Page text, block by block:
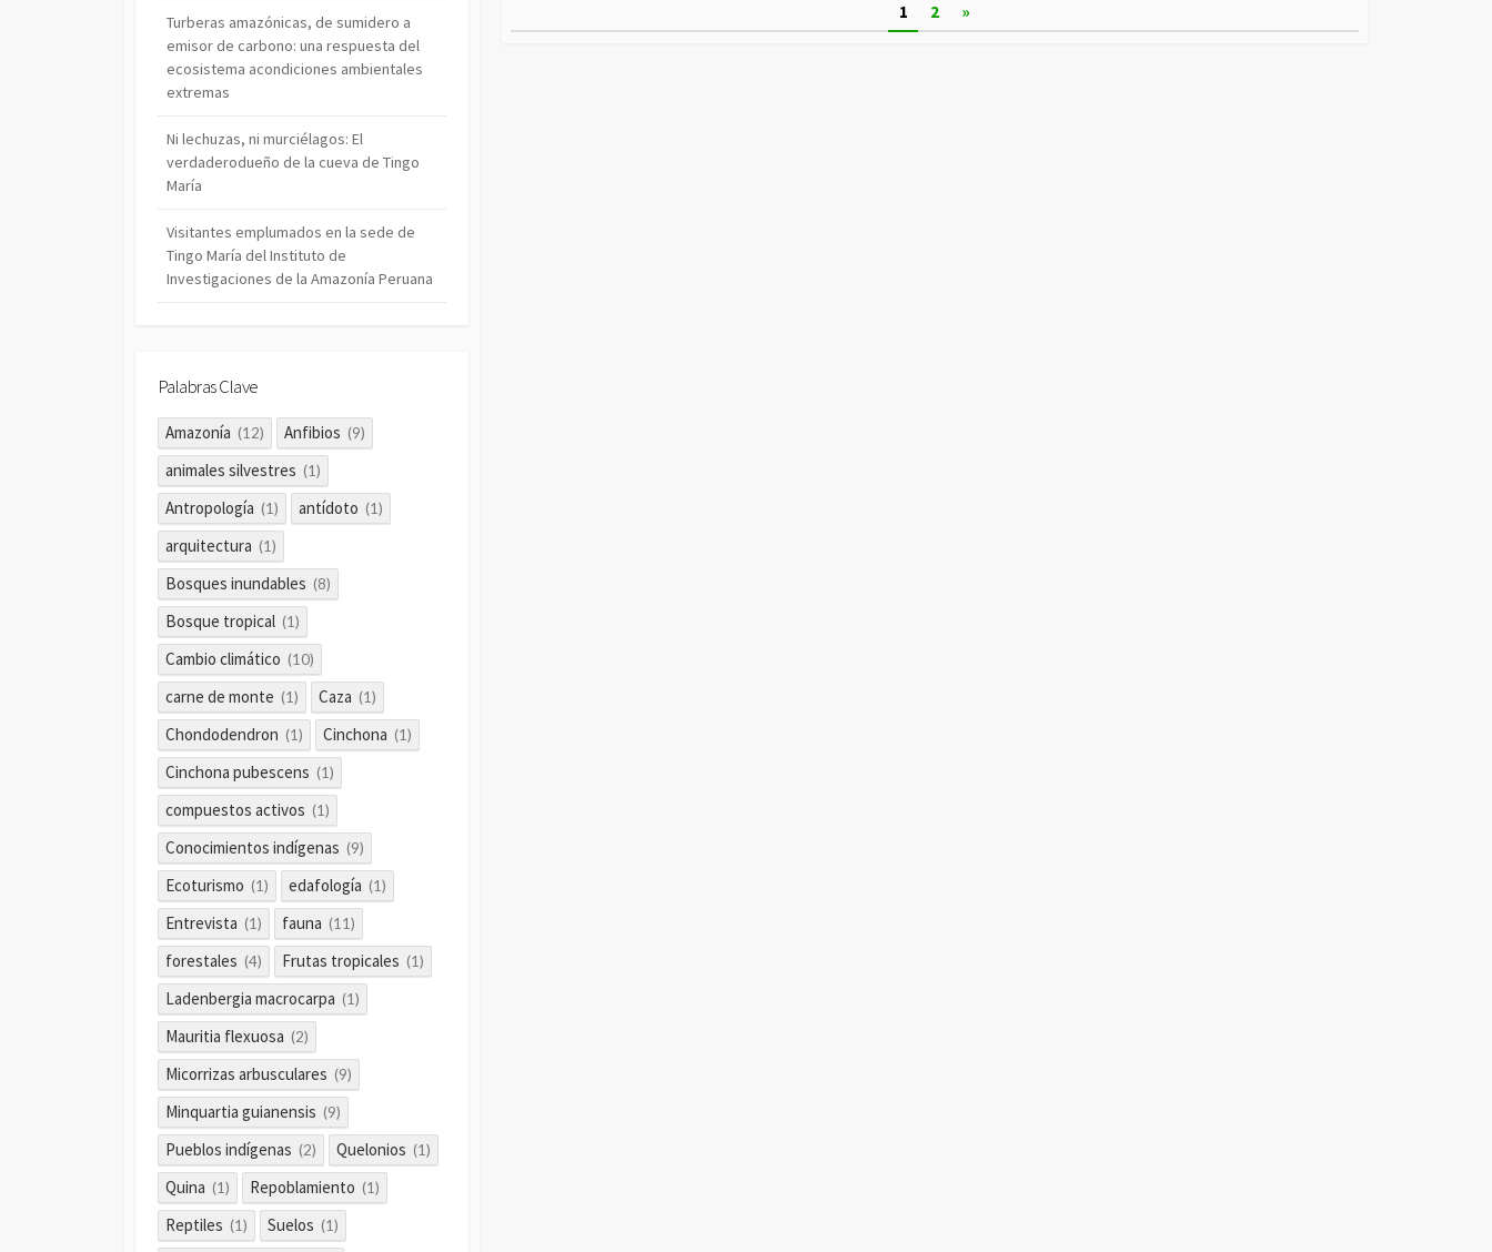
de
1 2 »
Turberas amazónicas, de sumidero a
emisor de carbono: una respuesta del
ecosistema acondiciones ambientales
extremas
Ni lechuzas, ni murciélagos: El
verdaderodueño de la cueva de Tingo
María
Visitantes emplumados en la sede de
Tingo María del Instituto de
Investigaciones de la Amazonía Peruana
Palabras Clave
Amazonía (12) Anfibios (9)
animales silvestres (1)
Antropología (1) antídoto (1)
arquitectura (1)
Bosques inundables (8)
Bosque tropical (1)
Cambio climático (10)
carne de monte (1) Caza (1)
Chondodendron (1) Cinchona (1)
Cinchona pubescens (1)
compuestos activos (1)
Conocimientos indígenas (9)
Ecoturismo (1) edafología (1)
Entrevista (1) fauna (11)
forestales (4) Frutas tropicales (1)
Ladenbergia macrocarpa (1)
Mauritia flexuosa (2)
Micorrizas arbusculares (9)
Minquartia guianensis (9)
Pueblos indígenas (2) Quelonios (1)
Quina (1) Repoblamiento (1)
Reptiles (1) Suelos (1)